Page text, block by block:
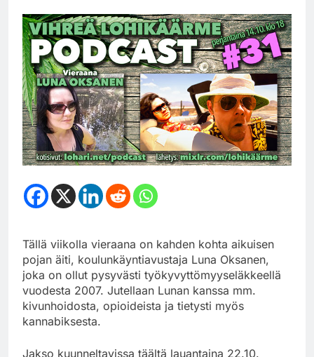
Tällä viikolla vieraana on kahden kohta aikuisen
pojan äiti, koulunkäyntiavustaja Luna Oksanen,
joka on ollut pysyvästi työkyvyttömyyseläkkeellä
vuodesta 2007. Jutellaan Lunan kanssa mm.
kivunhoidosta, opioideista ja tietysti myös
kannabiksesta.
Jakso kuunneltavissa täältä lauantaina 22.10.